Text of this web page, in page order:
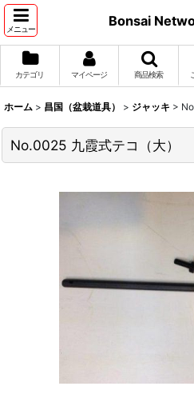
メニュー
Bonsai
カテゴリ マイページ 商品検索
ホーム > 昌国（盆栽道具） > ジャッキ >
No.0025 九霞式テコ（大）